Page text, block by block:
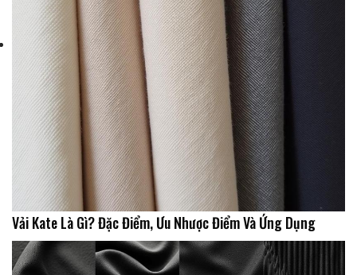
Vải Kate Là Gì? Đặc Điểm, Ưu Nhược Điểm Và Ứng Dụng